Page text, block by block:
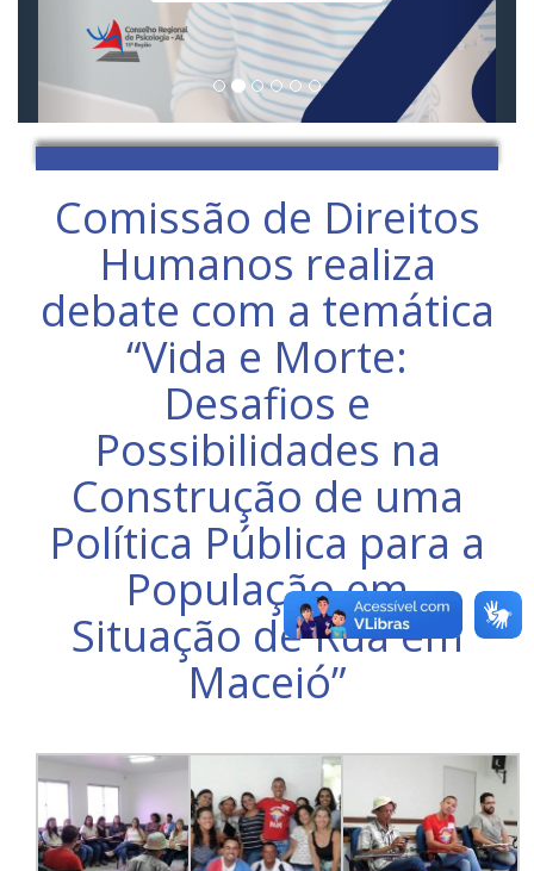
Comissão de Direitos
Humanos realiza
debate com a temática
“Vida e Morte:
Desafios e
Possibilidades na
Construção de uma
Política Pública para a
População em
Situação de Rua em
Maceió”